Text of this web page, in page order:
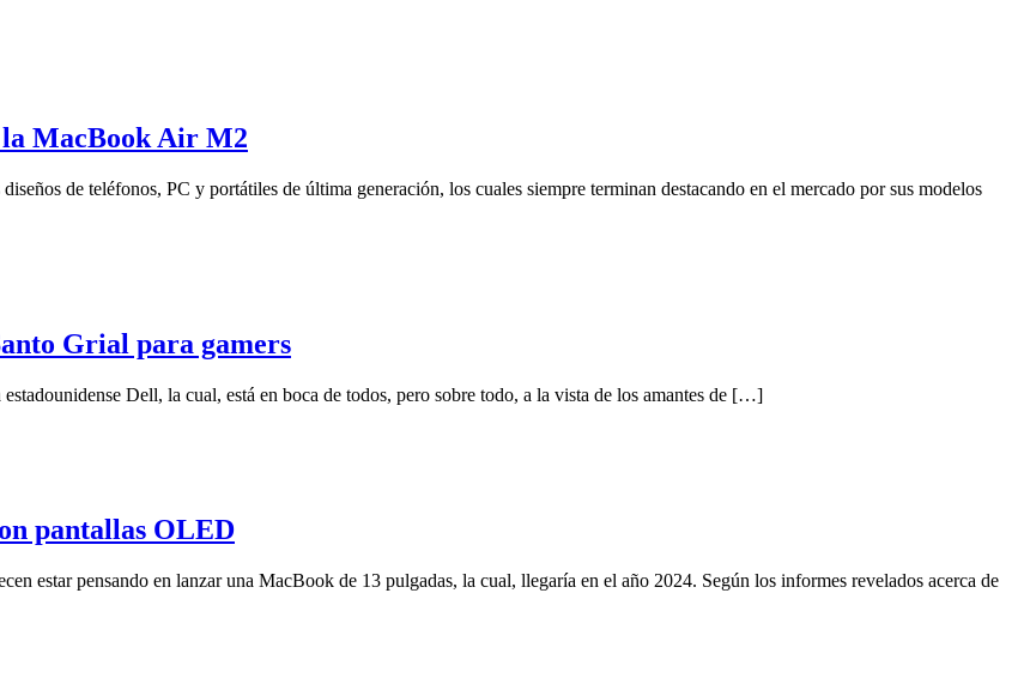
la MacBook Air M2
de teléfonos, PC y portátiles de última generación, los cuales siempre terminan destacando en el mercado por sus modelos
Grial para gamers
Dell, la cual, está en boca de todos, pero sobre todo, a la vista de los amantes de […]
pantallas OLED
estar pensando en lanzar una MacBook de 13 pulgadas, la cual, llegaría en el año 2024. Según los informes revelados acerca de